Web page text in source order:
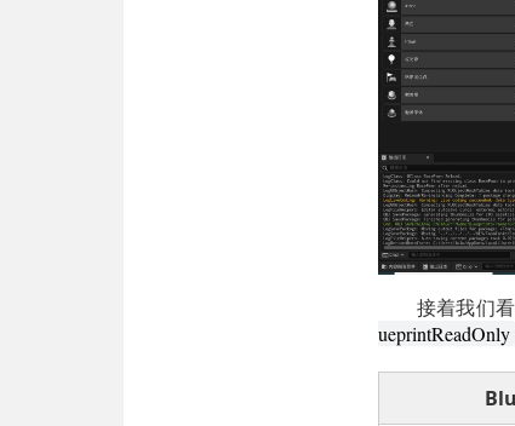
接着我们
ueprintReadOnly